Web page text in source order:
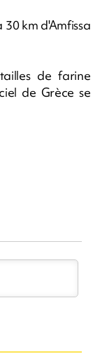
km d'Amfissa
de farine
de Grèce se